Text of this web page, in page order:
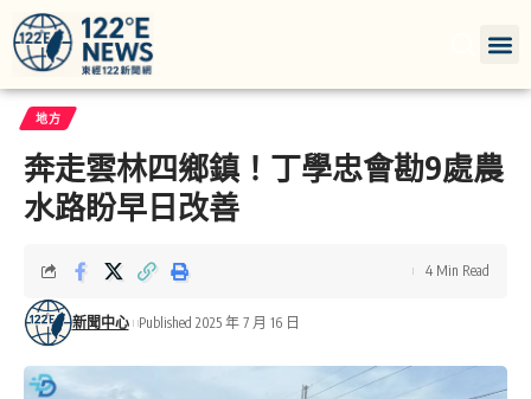
地方
奔走雲林四鄉鎮！丁學忠會勘9處農
水路盼早日改善
新聞中心 Published 2025 年 7 月 16 日
4 Min Read